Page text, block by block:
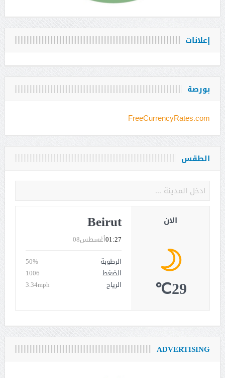
إعلانات
بورصة
FreeCurrencyRates.com
الطقس
Beirut
أغسطس0801:27
الرطوبة
50%
الضغط
1006
الرياح
3.34mph
الان
29℃
ADVERTISING